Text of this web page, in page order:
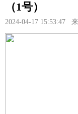
（1号）
2024-04-17 15:53:47